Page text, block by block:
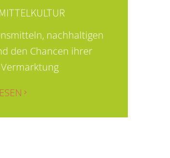
nachhaltigen
den Chancen ihrer